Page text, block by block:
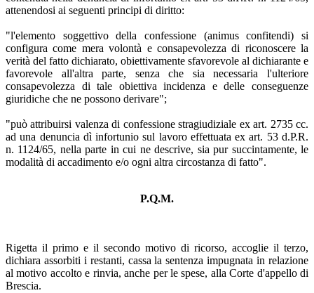
attenendosi ai seguenti principi di diritto:
"l'elemento soggettivo della confessione (animus confitendi) si
configura come mera volontà e consapevolezza di riconoscere la
verità del fatto dichiarato, obiettivamente sfavorevole al dichiarante e
favorevole all'altra parte, senza che sia necessaria l'ulteriore
consapevolezza di tale obiettiva incidenza e delle conseguenze
giuridiche che ne possono derivare";
"può attribuirsi valenza di confessione stragiudiziale ex art. 2735 cc.
ad una denuncia dì infortunio sul lavoro effettuata ex art. 53 d.P.R.
n. 1124/65, nella parte in cui ne descrive, sia pur succintamente, le
modalità di accadimento e/o ogni altra circostanza di fatto".
P.Q.M.
Rigetta il primo e il secondo motivo di ricorso, accoglie il terzo,
dichiara assorbiti i restanti, cassa la sentenza impugnata in relazione
al motivo accolto e rinvia, anche per le spese, alla Corte d'appello di
Brescia.